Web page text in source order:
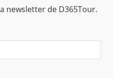
newsletter de D365Tour.